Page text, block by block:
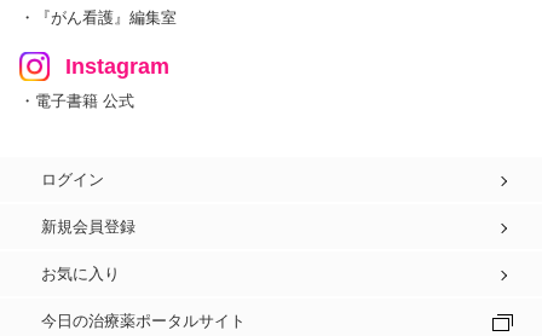
・『がん看護』編集室
Instagram
・電子書籍 公式
ログイン
新規会員登録
お気に入り
今日の治療薬ポータルサイト